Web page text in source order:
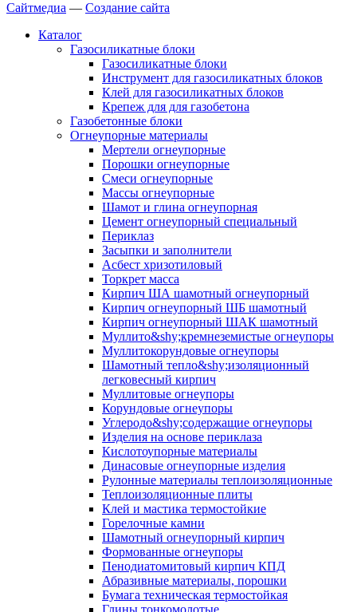
Сайтмедиа — Создание сайта
Каталог
Газосиликатные блоки
Газосиликатные блоки
Инструмент для газосиликатных блоков
Клей для газосиликатных блоков
Крепеж для для газобетона
Газобетонные блоки
Огнеупорные материалы
Мертели огнеупорные
Порошки огнеупорные
Смеси огнеупорные
Массы огнеупорные
Шамот и глина огнеупорная
Цемент огнеупорный специальный
Периклаз
Засыпки и заполнители
Асбест хризотиловый
Торкрет масса
Кирпич ША шамотный огнеупорный
Кирпич огнеупорный ШБ шамотный
Кирпич огнеупорный ШАК шамотный
Муллито&shy;­кремнеземистые огнеупоры
Муллито­корундовые огнеупоры
Шамотный тепло&shy;изоляционный
легковесный кирпич
Муллитовые огнеупоры
Корундовые огнеупоры
Углеродо&shy;содержащие огнеупоры
Изделия на основе периклаза
Кислотоупорные материалы
Динасовые огнеупорные изделия
Рулонные материалы теплоизоляционные
Тепло­изоляционные плиты
Клей и мастика термостойкие
Горелочные камни
Шамотный огнеупорный кирпич
Формованные огнеупоры
Пенодиатомитовый кирпич КПД
Абразивные материалы, порошки
Бумага техническая термостойкая